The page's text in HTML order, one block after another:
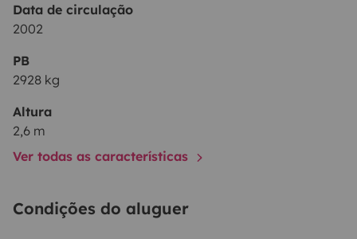
Data de circulação
2002
PB
2928 kg
Altura
2,6 m
Ver todas as características
Condições do aluguer